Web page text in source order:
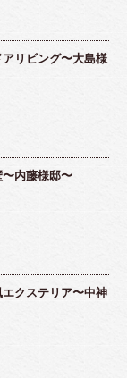
リビング〜大島様
内藤様邸〜
クステリア〜中神